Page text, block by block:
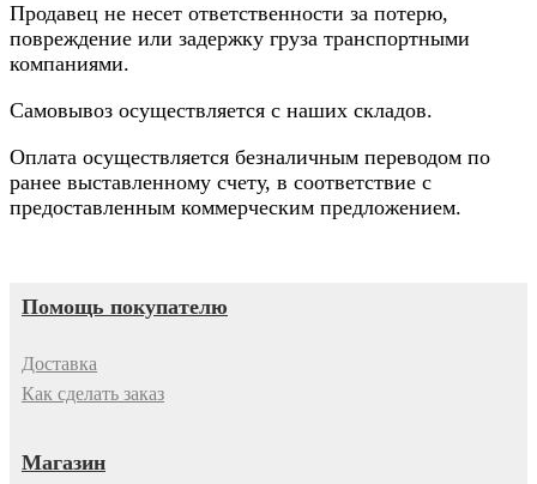
Продавец не несет ответственности за потерю,
повреждение или задержку груза транспортными
компаниями.
Самовывоз осуществляется с наших складов.
Оплата осуществляется безналичным переводом по
ранее выставленному счету, в соответствие с
предоставленным коммерческим предложением.
Помощь покупателю
Доставка
Как сделать заказ
Магазин